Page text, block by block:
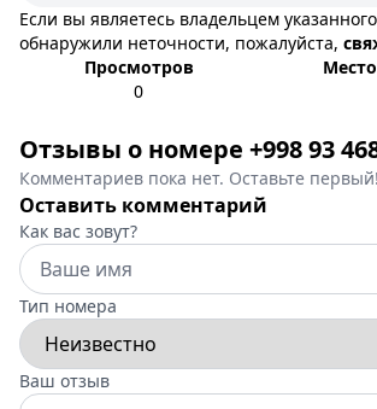
Если вы являетесь владельцем
обнаружили неточности, пожалуйста,
Просмотров
0
Отзывы о номере +998 93
Комментариев пока нет. Оставьте первый!
Оставить комментарий
Как вас зовут?
Тип номера
Ваш отзыв